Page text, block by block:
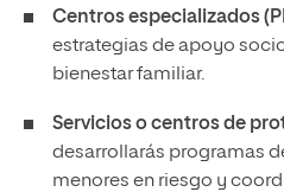
Centros especializados
estrategias de apoyo
bienestar familiar.
Servicios o centros de
desarrollarás programas
menores en riesgo y